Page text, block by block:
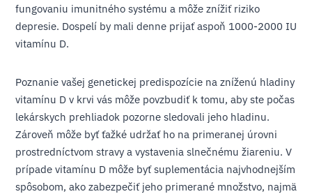
fungovaniu imunitného systému a môže znížiť riziko
depresie. Dospelí by mali denne prijať aspoň 1000-2000 IU
vitamínu D.
Poznanie vašej genetickej predispozície na zníženú hladiny
vitamínu D v krvi vás môže povzbudiť k tomu, aby ste počas
lekárskych prehliadok pozorne sledovali jeho hladinu.
Zároveň môže byť ťažké udržať ho na primeranej úrovni
prostredníctvom stravy a vystavenia slnečnému žiareniu. V
prípade vitamínu D môže byť suplementácia najvhodnejším
spôsobom, ako zabezpečiť jeho primerané množstvo, najmä